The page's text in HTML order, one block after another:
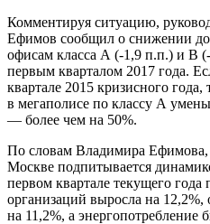
Комментируя ситуацию,
Ефимов сообщил о снижении
офисам класса А (-1,9 п.п.) и B
первым кварталом 2017 года.
квартале 2015 кризисного
в мегаполисе по классу А
— более чем на 50%.
По словам Владимира
Москве подпитывается
первом квартале текущего
организаций выросла на
на 11,2%, а энергопотребление